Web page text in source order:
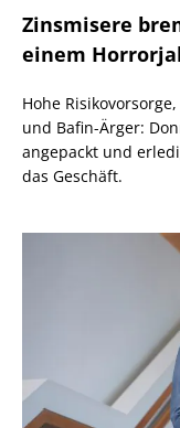
Zinsmisere
einem
Hohe
und Bafin-Ärger:
angepackt und
das Geschäft.